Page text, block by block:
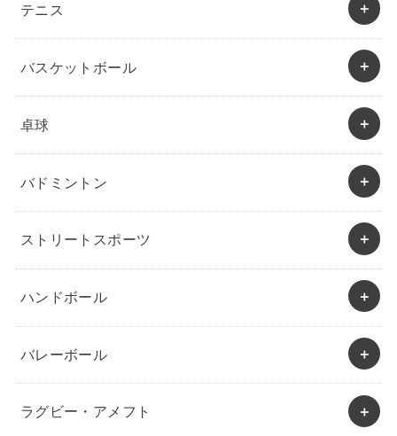
テニス
バスケットボール
卓球
バドミントン
ストリートスポーツ
ハンドボール
バレーボール
ラグビー・アメフト